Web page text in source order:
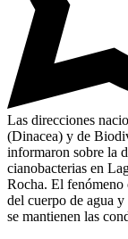
Las direcciones
(Dinacea) y de
informaron sobre la
cianobacterias en
Rocha. El fenómeno
del cuerpo de agua
se mantienen las